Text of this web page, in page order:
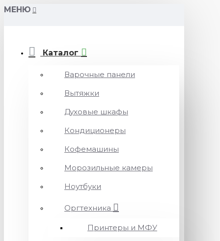
МЕНЮ
Каталог
Варочные панели
Вытяжки
Духовые шкафы
Кондиционеры
Кофемашины
Морозильные камеры
Ноутбуки
Оргтехника
Принтеры и МФУ